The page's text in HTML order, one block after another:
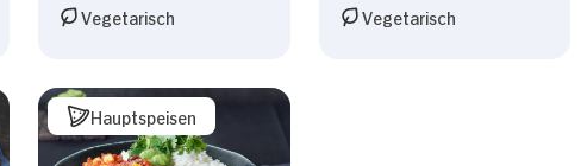
Vegetarisch
Vegetarisch
Hauptspeisen